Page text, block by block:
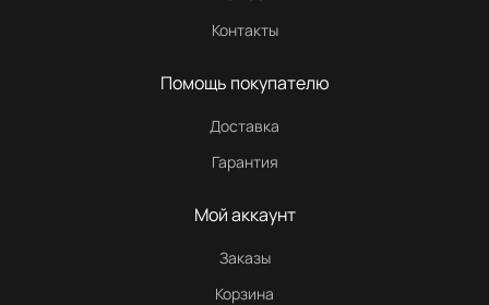
Контакты
Помощь покупателю
Доставка
Гарантия
Мой аккаунт
Заказы
Корзина